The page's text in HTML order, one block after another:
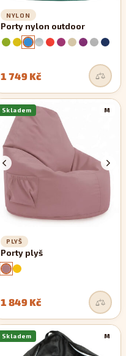
NYLON
Porty nylon outdoor
1 749 Kč
M
Skladem
PLYŠ
Porty plyš
1 849 Kč
M
Skladem